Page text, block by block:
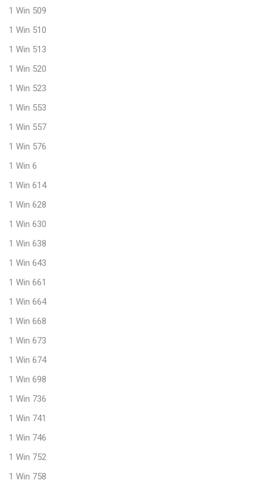
1 Win 509
1 Win 510
1 Win 513
1 Win 520
1 Win 523
1 Win 553
1 Win 557
1 Win 576
1 Win 6
1 Win 614
1 Win 628
1 Win 630
1 Win 638
1 Win 643
1 Win 661
1 Win 664
1 Win 668
1 Win 673
1 Win 674
1 Win 698
1 Win 736
1 Win 741
1 Win 746
1 Win 752
1 Win 758